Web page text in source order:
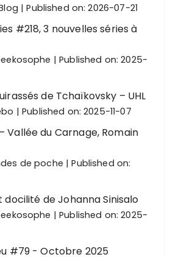
Published on: 2026-07-21
#218, 3 nouvelles séries à
Published on: 2025-
de Tchaïkovsky – UHL
Published on: 2025-11-07
Vallée du Carnage, Romain
de poche
Published on:
docilité de Johanna Sinisalo
Published on: 2025-
#79 - Octobre 2025